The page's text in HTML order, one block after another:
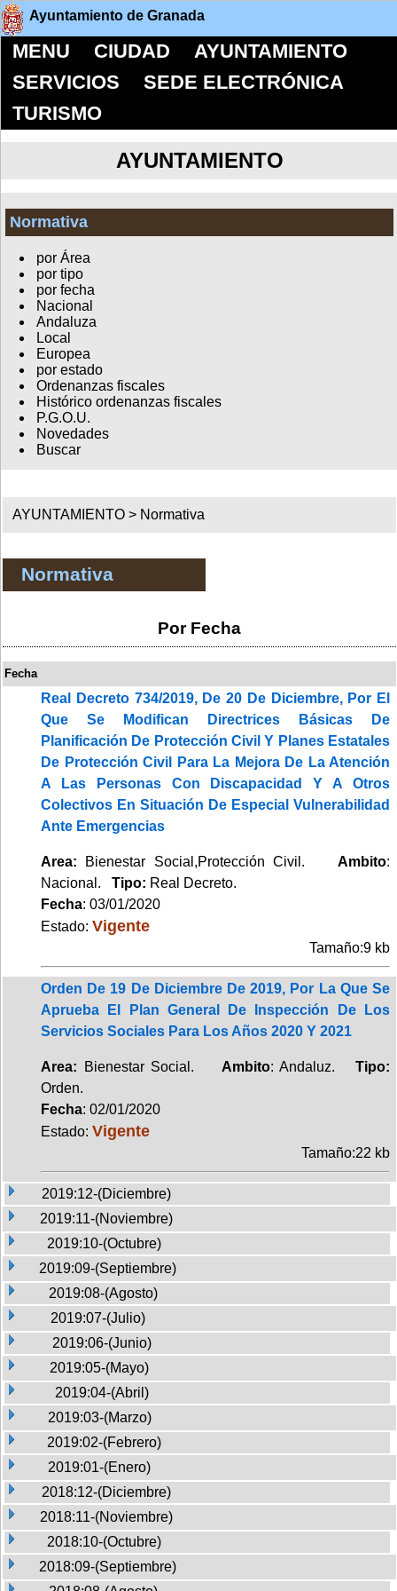
Ayuntamiento de Granada
MENU CIUDAD
AYUNTAMIENTO
SERVICIOS
SEDE ELECTRÓNICA
TURISMO
AYUNTAMIENTO
Normativa
por Área
por tipo
por fecha
Nacional
Andaluza
Local
Europea
por estado
Ordenanzas fiscales
Histórico ordenanzas fiscales
P.G.O.U.
Novedades
Buscar
AYUNTAMIENTO > Normativa
Normativa
Por Fecha
Fecha
Real Decreto 734/2019, De 20 De Diciembre, Por El
Que Se Modifican Directrices Básicas De
Planificación De Protección Civil Y Planes Estatales
De Protección Civil Para La Mejora De La Atención
A Las Personas Con Discapacidad Y A Otros
Colectivos En Situación De Especial Vulnerabilidad
Ante Emergencias
Area: Bienestar Social,Protección Civil. Ambito:
Nacional. Tipo: Real Decreto.
Fecha: 03/01/2020
Estado: Vigente
Tamaño:9 kb
Orden De 19 De Diciembre De 2019, Por La Que Se
Aprueba El Plan General De Inspección De Los
Servicios Sociales Para Los Años 2020 Y 2021
Area: Bienestar Social. Ambito: Andaluz.Tipo:
Orden.
Fecha: 02/01/2020
Estado: Vigente
Tamaño:22 kb
2019:12-(Diciembre)
2019:11-(Noviembre)
2019:10-(Octubre)
2019:09-(Septiembre)
2019:08-(Agosto)
2019:07-(Julio)
2019:06-(Junio)
2019:05-(Mayo)
2019:04-(Abril)
2019:03-(Marzo)
2019:02-(Febrero)
2019:01-(Enero)
2018:12-(Diciembre)
2018:11-(Noviembre)
2018:10-(Octubre)
2018:09-(Septiembre)